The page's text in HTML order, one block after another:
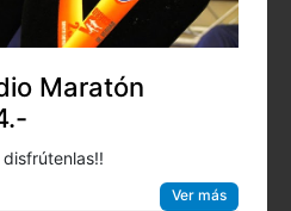
Maratón
Ver más